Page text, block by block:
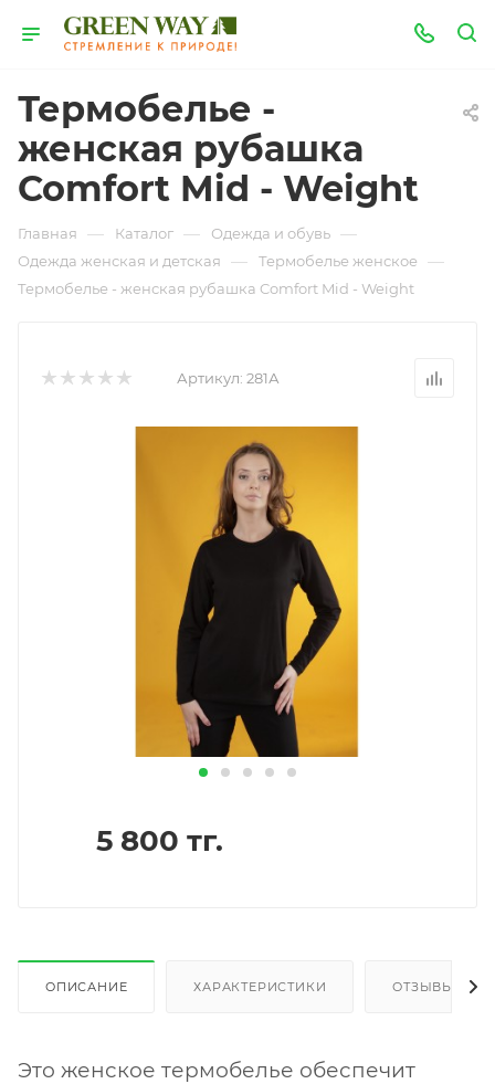
Термобелье -
женская рубашка
Comfort Mid - Weight
Главная — Каталог — Одежда и обувь —
Одежда женская и детская — Термобелье женское —
Термобелье - женская рубашка Comfort Mid - Weight
Артикул: 281А
5 800 тг.
ОПИСАНИЕ ХАРАКТЕРИСТИКИ ОТЗЫВЫ
Это женское термобелье обеспечит